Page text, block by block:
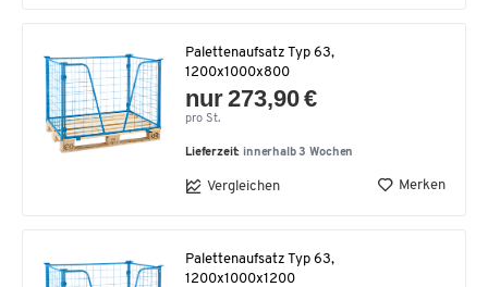
Palettenaufsatz Typ 63,
1200x1000x800
nur 273,90 €
pro St.
Lieferzeit: innerhalb 3 Wochen
Vergleichen Merken
Palettenaufsatz Typ 63,
1200x1000x1200